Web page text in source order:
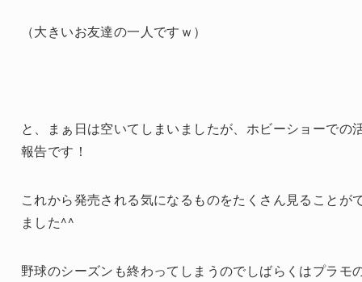
（大きいお友達の一人ですｗ）
と、まぁ日は空いてしまいましたが、ホビーショーでの
報告です！
これから発売される気になるものをたくさん見ることが
ました^^
野球のシーズンも終わってしまうのでしばらくはプラモ